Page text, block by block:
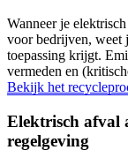
Wanneer je
voor bedrijven, weet
toepassing krijgt.
vermeden en
Bekijk het
Elektrisch afval
regelgeving